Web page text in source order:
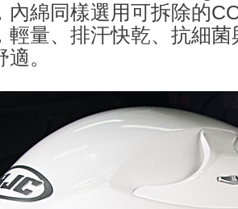
內綿同樣選用可拆除的
輕量、排汗快乾、抗細
。